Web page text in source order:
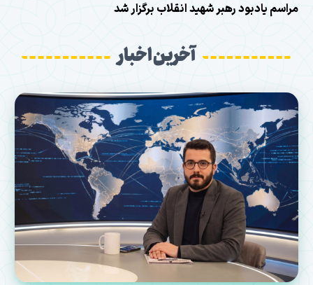
مراسم یادبود رهبر شهید انقلاب برگزار شد
آخرین اخبار